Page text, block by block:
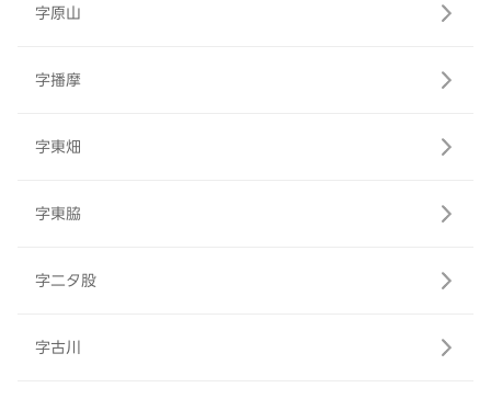
字原山
字播摩
字東畑
字東脇
字二タ股
字古川